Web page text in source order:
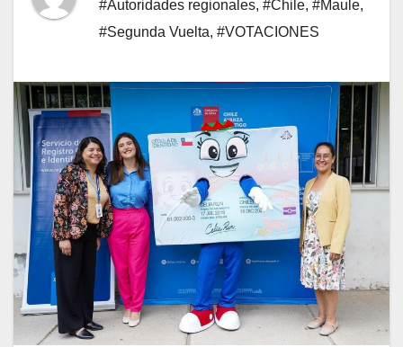
#Autoridades regionales, #Chile, #Maule,
#Segunda Vuelta, #VOTACIONES